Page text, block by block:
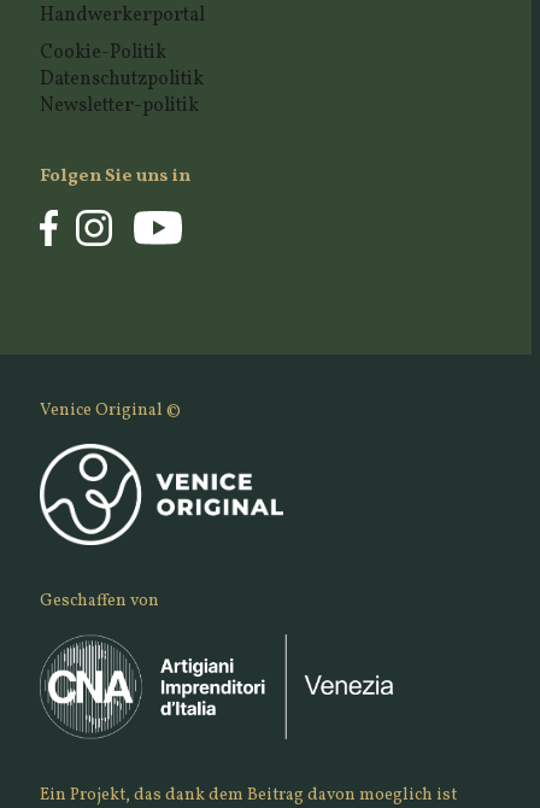
Handwerkerportal
Cookie-Politik
Datenschutzpolitik
Newsletter-politik
Folgen Sie uns in
Venice Original ©
Geschaffen von
Ein Projekt, das dank dem Beitrag davon moeglich ist